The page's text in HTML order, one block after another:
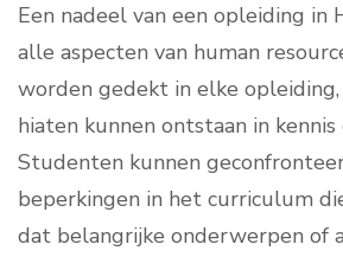
Een nadeel van een opleiding in
alle aspecten van human
worden gedekt in elke
hiaten kunnen ontstaan in kennis
Studenten kunnen
beperkingen in het curriculum
dat belangrijke onderwerpen of